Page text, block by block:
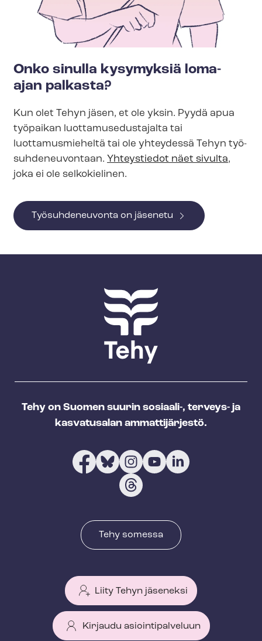
Onko sinulla kysymyksiä loma-
ajan palkasta?
Kun olet Tehyn jäsen, et ole yksin. Pyydä apua
työpaikan luot­ta­muse­dus­ta­jal­ta tai
luottamusmieheltä tai ole yhteydessä Tehyn työ­
suh­de­neu­von­taan. Yhteystiedot näet sivulta,
joka ei ole selkokielinen.
Työsuhdeneuvonta on jäsenetu
Tehy on Suomen suurin sosiaali-, terveys- ja
kasvatusalan ammattijärjestö.
Tehy somessa
Liity Tehyn jäseneksi
Kirjaudu asiointipalveluun